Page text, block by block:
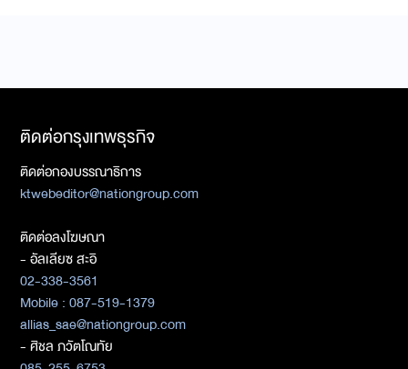
ติดต่อกรุงเทพธุรกิจ
ติดต่อกองบรรณาธิการ
ktwebeditor@nationgroup.com
ติดต่อลงโฆษณา
- อัลเลียซ สะอิ
02-338-3561
Mobile : 087-519-1379
allias_sae@nationgroup.com
- ศิชล ภวัตโณทัย